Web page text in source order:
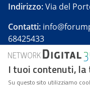
Indirizzo:Via del
Contatti:
68425433
Forumpa.itè una
presso Registro
I tuoi contenuti, la
Su questo sito utilizziamo